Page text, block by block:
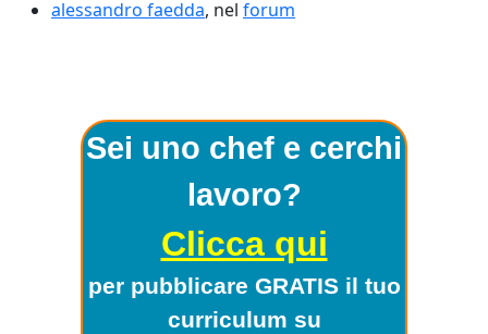
alessandro faedda, nel forum
Sei uno chef e cerchi
lavoro?
Clicca qui
per pubblicare GRATIS il tuo
curriculum su